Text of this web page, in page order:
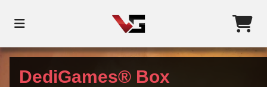
DediGames® Box